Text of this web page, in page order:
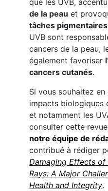
que les UVB,
de la peau et
tâches pigmentaires
UVB sont
cancers de la peau,
également favoriser
cancers cutanés.
Si vous souhaitez
impacts biologiques
et notamment les
consulter cette
notre équipe de
contribué à rédiger
Damaging Effects of
Rays: A Major
Health and Integrity.